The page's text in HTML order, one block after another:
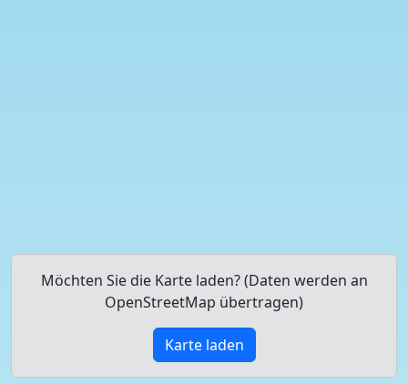
Möchten Sie die Karte laden? (Daten werden an
OpenStreetMap übertragen)
Karte laden